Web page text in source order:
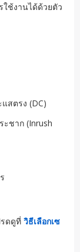
ใช้งานได้ด้วยตัว
สตรง (DC)
ะชาก (Inrush
ดดูที่ วิธีเลือกเซ